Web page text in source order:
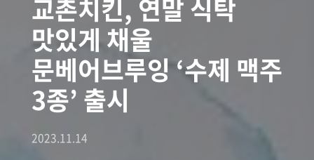
교촌치킨, 연말 식탁
맛있게 채울
문베어브루잉 ‘수제 맥주
3종’ 출시
2023.11.14